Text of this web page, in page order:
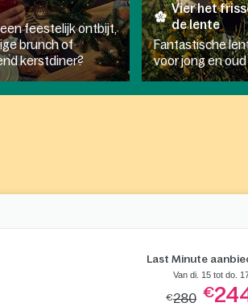
een feestelijk ontbijt,
brunch of
kerstdiner?
Vier het
de lente
Fantastische
voor jong en oud​
Last Minute
Van di. 15 tot do.
€280 €